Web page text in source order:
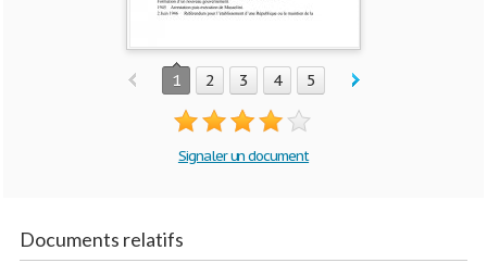
1 2 3 4 5
Signaler un document
Documents relatifs